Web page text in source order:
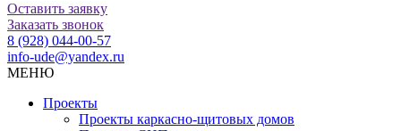
Оставить заявку
Заказать звонок
8 (928) 044-00-57
info-ude@yandex.ru
МЕНЮ
Проекты
Проекты каркасно-щитовых домов